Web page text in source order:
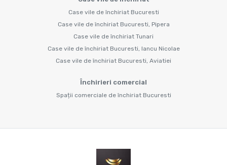
Case vile de închiriat Bucuresti
Case vile de închiriat Bucuresti, Pipera
Case vile de închiriat Tunari
Case vile de închiriat Bucuresti, Iancu Nicolae
Case vile de închiriat Bucuresti, Aviatiei
Închirieri comercial
Spații comerciale de închiriat Bucuresti